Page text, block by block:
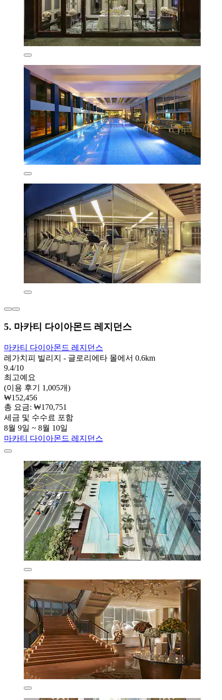
5. 마카티 다이아몬드 레지던스
마카티 다이아몬드 레지던스
레가치피 빌리지 - 글로리에타 몰에서 0.6km
9.4/10
최고예요
(이용 후기 1,005개)
₩152,456
총 요금: ₩170,751
세금 및 수수료 포함
8월 9일 ~ 8월 10일
마카티 다이아몬드 레지던스